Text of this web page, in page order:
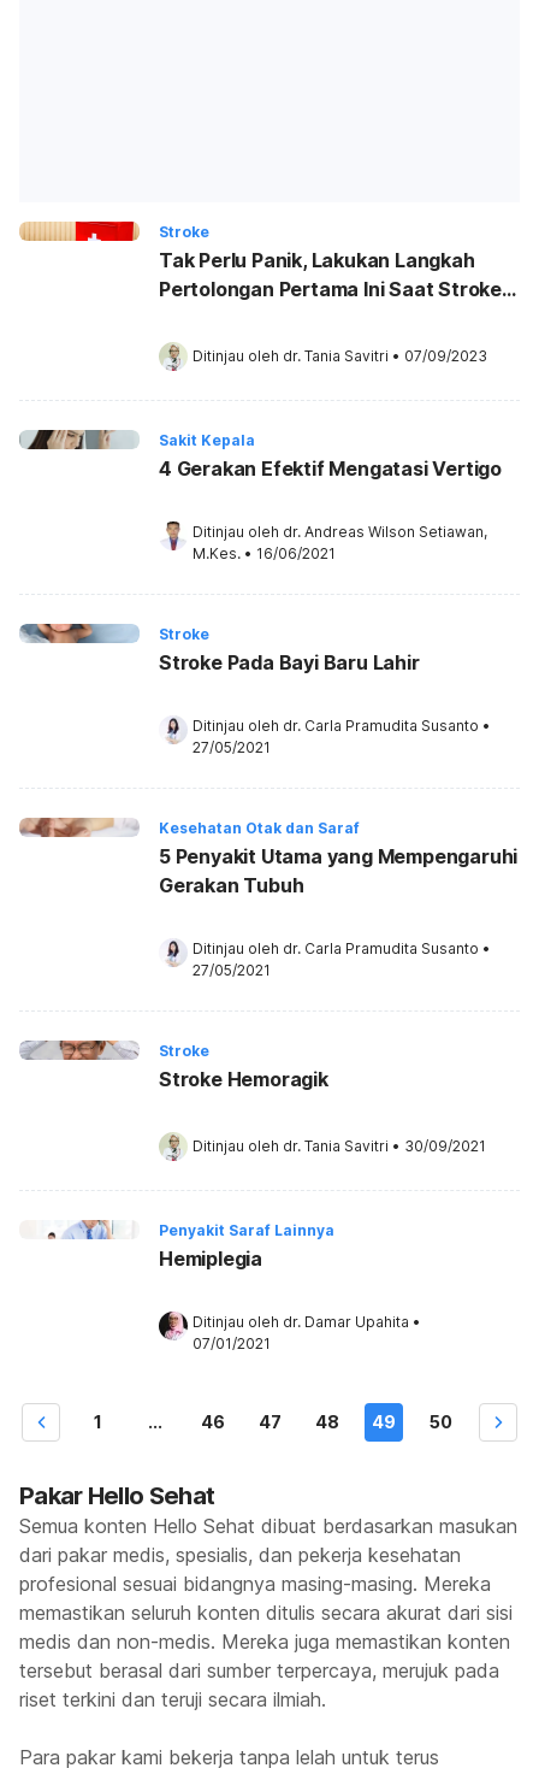
Stroke
Tak Perlu Panik, Lakukan Langkah
Pertolongan Pertama Ini Saat Stroke
Ditinjau oleh dr. Tania Savitri • 07/09/2023
Sakit Kepala
4 Gerakan Efektif Mengatasi Vertigo
Ditinjau oleh dr. Andreas Wilson Setiawan,
M.Kes. • 16/06/2021
Stroke
Stroke Pada Bayi Baru Lahir
Ditinjau oleh dr. Carla Pramudita Susanto •
27/05/2021
Kesehatan Otak dan Saraf
5 Penyakit Utama yang Mempengaruhi
Gerakan Tubuh
Ditinjau oleh dr. Carla Pramudita Susanto •
27/05/2021
Stroke
Stroke Hemoragik
Ditinjau oleh dr. Tania Savitri • 30/09/2021
Penyakit Saraf Lainnya
Hemiplegia
Ditinjau oleh dr. Damar Upahita •
07/01/2021
1 ... 46 47 48 49 50
Pakar Hello Sehat
Semua konten Hello Sehat dibuat berdasarkan masukan
dari pakar medis, spesialis, dan pekerja kesehatan
profesional sesuai bidangnya masing-masing. Mereka
memastikan seluruh konten ditulis secara akurat dari sisi
medis dan non-medis. Mereka juga memastikan konten
tersebut berasal dari sumber terpercaya, merujuk pada
riset terkini dan teruji secara ilmiah.
Para pakar kami bekerja tanpa lelah untuk terus